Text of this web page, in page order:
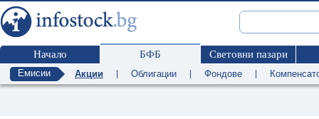
Начало БФБ Световни пазари
Емисии Акции Облигации Фондове